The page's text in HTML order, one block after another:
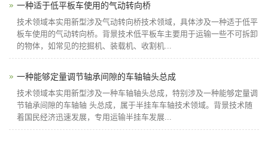
一种适于低平板车使用的气动转向桥
技术领域本实用新型涉及气动转向桥技术领域，具体涉及一种适于低平
板车使用的气动转向桥。背景技术低平板车主要用于运输一些不可拆卸
的物体，如常见的挖掘机、装载机、收割机...
一种能够定量调节轴承间隙的车轴轴头总成
技术领域本实用新型涉及一种车轴轴头总成，特别涉及一种能够定量调
节轴承间隙的车轴轴 头总成，属于半挂车车轴技术领域。背景技术随
着国民经济迅速发展，专用运输半挂车发展...